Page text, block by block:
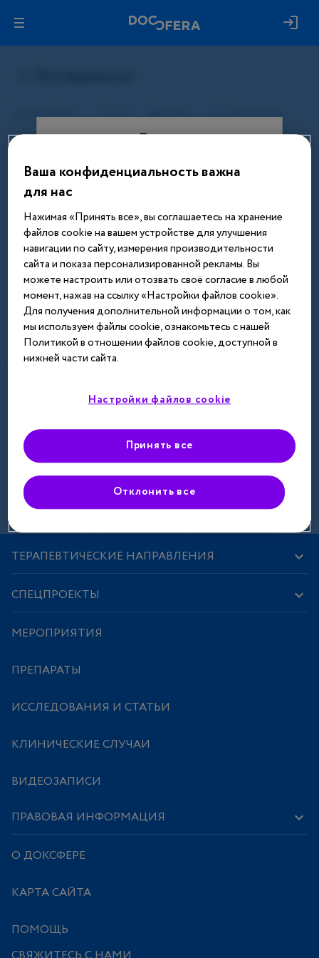
Вход
Этот материал доступен только
после авторизации. Войдите или
зарегистрируйтесь, чтобы получить
доступ ко всем материалам сайта
Введите телефон или email
Далее
Зарегистрироваться
ТЕРАПЕВТИЧЕСКИЕ НАПРАВЛЕНИЯ
СПЕЦПРОЕКТЫ
МЕРОПРИЯТИЯ
ПРЕПАРАТЫ
ИССЛЕДОВАНИЯ И СТАТЬИ
КЛИНИЧЕСКИЕ СЛУЧАИ
ВИДЕОЗАПИСИ
ПРАВОВАЯ ИНФОРМАЦИЯ
О ДОКСФЕРЕ
КАРТА САЙТА
ПОМОЩЬ
Ваша конфиденциальность важна
для нас
Нажимая «Принять все», вы соглашаетесь на хранение
файлов cookie на вашем устройстве для улучшения
навигации по сайту, измерения производительности
сайта и показа персонализированной рекламы. Вы
можете настроить или отозвать своё согласие в любой
момент, нажав на ссылку «Настройки файлов cookie».
Для получения дополнительной информации о том, как
мы используем файлы cookie, ознакомьтесь с нашей
Политикой в отношении файлов cookie, доступной в
нижней части сайта.
Настройки файлов cookie
Отклонить все
Принять все